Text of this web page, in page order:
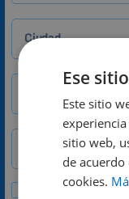
Ciudad
Deseo recibir
Ese
Este sitio
sitio web,
de
cookies.